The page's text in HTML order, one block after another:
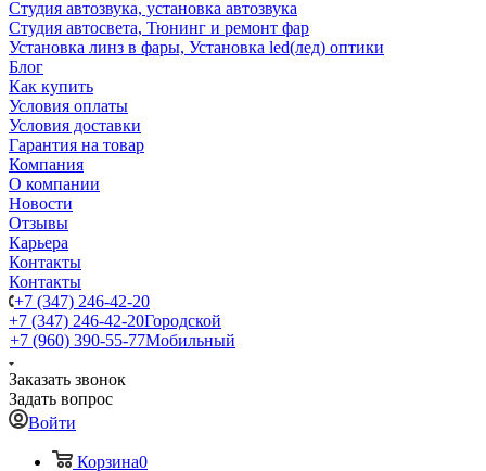
Студия автозвука, установка автозвука
Студия автосвета, Тюнинг и ремонт фар
Установка линз в фары, Установка led(лед) оптики
Блог
Как купить
Условия оплаты
Условия доставки
Гарантия на товар
Компания
О компании
Новости
Отзывы
Карьера
Контакты
Контакты
+7 (347) 246-42-20
+7 (347) 246-42-20Городской
+7 (960) 390-55-77Мобильный
Заказать звонок
Задать вопрос
Войти
Корзина0